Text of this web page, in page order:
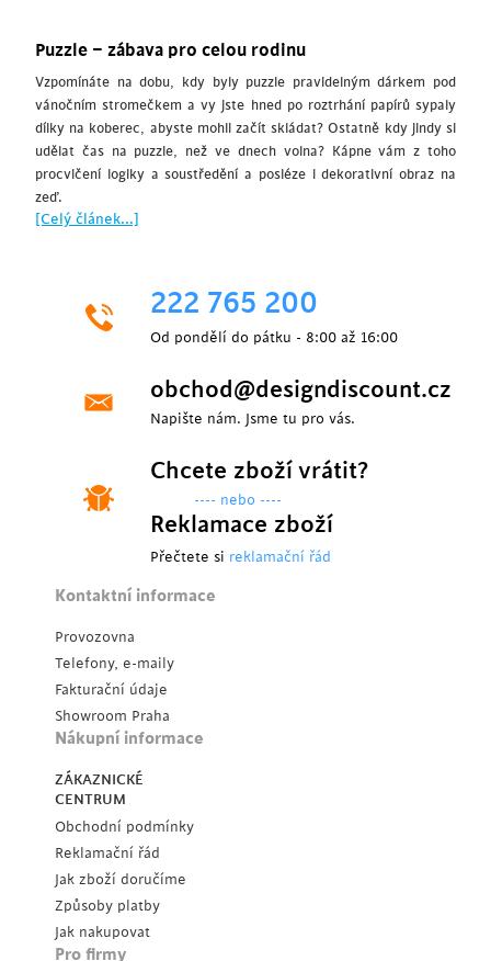
Puzzle – zábava pro celou rodinu
Vzpomínáte na dobu, kdy byly puzzle pravidelným dárkem pod
vánočním stromečkem a vy jste hned po roztrhání papírů sypaly
dílky na koberec, abyste mohli začít skládat? Ostatně kdy jindy si
udělat čas na puzzle, než ve dnech volna? Kápne vám z toho
procvičení logiky a soustředění a posléze i dekorativní obraz na
zeď.
[Celý článek...]
222 765 200
Od pondělí do pátku - 8:00 až 16:00
obchod@designdiscount.cz
Napište nám. Jsme tu pro vás.
Chcete zboží vrátit?
---- nebo ----
Reklamace zboží
Přečtete si reklamační řád
Kontaktní informace
Provozovna
Telefony, e-maily
Fakturační údaje
Showroom Praha
Nákupní informace
ZÁKAZNICKÉ
CENTRUM
Obchodní podmínky
Reklamační řád
Jak zboží doručíme
Způsoby platby
Jak nakupovat
Pro firmy